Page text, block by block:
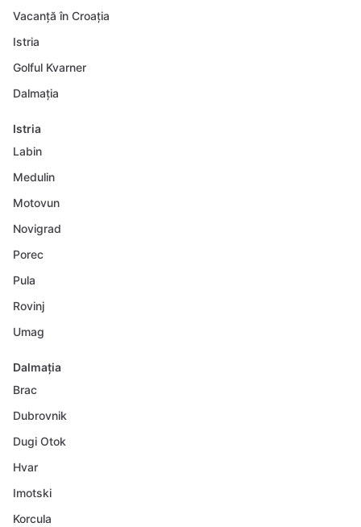
Vacanță în Croația
Istria
Golful Kvarner
Dalmația
Istria
Labin
Medulin
Motovun
Novigrad
Porec
Pula
Rovinj
Umag
Dalmația
Brac
Dubrovnik
Dugi Otok
Hvar
Imotski
Korcula